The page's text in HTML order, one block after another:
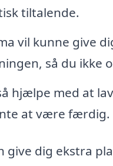
tiltalende.
vil kunne give
så du ikke
hjælpe med at
at være færdig.
give dig ekstra